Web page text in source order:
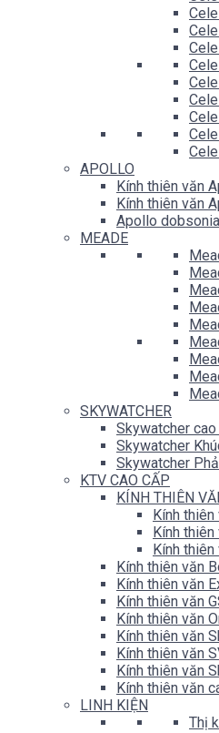
APOLLO
Kính thiên văn
Kính thiên văn
Apollo
MEADE
SKYWATCHER
Skywatcher
Skywatcher
Skywatcher
KTV CAO CẤP
KÍNH THIÊN
Kính thiên
Kính
Kính thiên
Kính thiên văn
Kính thiên văn
Kính thiên văn
Kính thiên văn
Kính thiên văn
Kính thiên văn
Kính thiên văn
Kính thiên văn
LINH KIỆN
Thị